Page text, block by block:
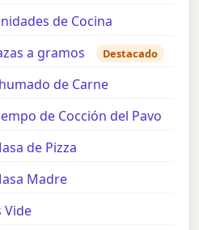
de Cocina
a gramos
Destacado
de Carne
de Cocción del Pavo
de Pizza
Madre
Vide